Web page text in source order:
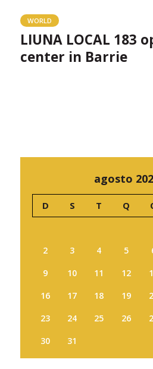
WORLD
LIUNA LOCAL 183
center in Barrie
agosto
D S T Q
2
3 4 5
9
10 11 12
16
17 18 19
23
24 25 26
30
31